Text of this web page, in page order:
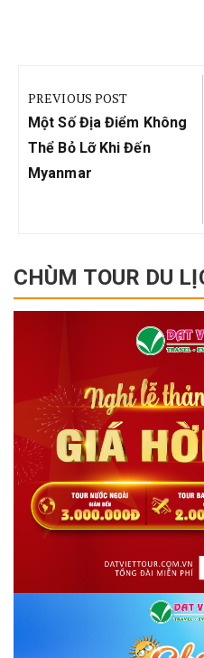
hướng
bài
viết
PREVIOUS POST
Previous
Post:
Một Số Địa Điểm Không
Thể Bỏ Lỡ Khi Đến
Myanmar
CHÙM TOUR DU